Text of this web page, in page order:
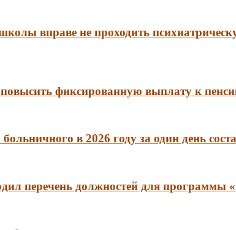
вправе не проходить
фиксированную выплату к
в 2026 году за один день
перечень должностей для программы